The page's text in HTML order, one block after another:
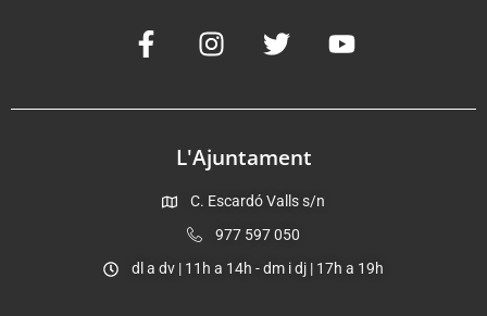
L'Ajuntament
C. Escardó Valls s/n
977 597 050
dl a dv | 11h a 14h - dm i dj | 17h a 19h